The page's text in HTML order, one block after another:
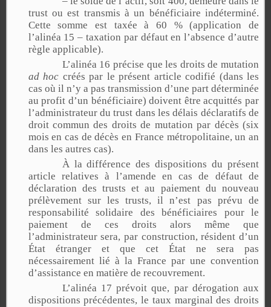
trust ou est transmis à un bénéficiaire indéterminé.
Cette somme est taxée à 60 % (application de
l’alinéa 15 – taxation par défaut en l’absence d’autre
règle applicable).
L’alinéa 16 précise que les droits de mutation
ad hoc créés par le présent article codifié (dans les
cas où il n’y a pas transmission d’une part déterminée
au profit d’un bénéficiaire) doivent être acquittés par
l’administrateur du trust dans les délais déclaratifs de
droit commun des droits de mutation par décès (six
mois en cas de décès en France métropolitaine, un an
dans les autres cas).
À la différence des dispositions du présent
article relatives à l’amende en cas de défaut de
déclaration des trusts et au paiement du nouveau
prélèvement sur les trusts, il n’est pas prévu de
responsabilité solidaire des bénéficiaires pour le
paiement de ces droits alors même que
l’administrateur sera, par construction, résident d’un
État étranger et que cet État ne sera pas
nécessairement lié à la France par une convention
d’assistance en matière de recouvrement.
L’alinéa 17 prévoit que, par dérogation aux
dispositions précédentes, le taux marginal des droits